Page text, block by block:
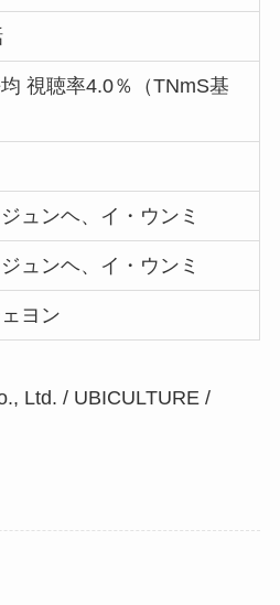
視聴率4.0％（TNmS基
ュンヘ、イ・ウンミ
ュンヘ、イ・ウンミ
ヨン
Ltd. / UBICULTURE /